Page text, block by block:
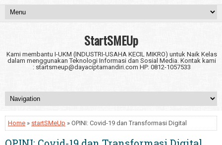
StartSMEUp
Kami membantu I-UKM (INDUSTRI-USAHA KECIL MIKRO) untuk Naik Kelas
dalam menggunakan Teknologi Informasi dan Sosial Media. Kontak kami
: startsmeup@dayaciptamandiri.com HP: 0812-1057533
Home » startSMeUp » OPINI: Covid-19 dan Transformasi Digital